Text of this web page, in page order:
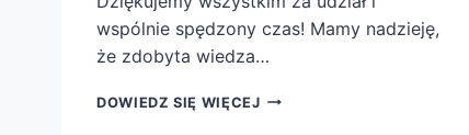
wspólnie spędzony czas! Mamy nadzieję,
że zdobyta wiedza…
DOWIEDZ SIĘ WIĘCEJWARSZTATY